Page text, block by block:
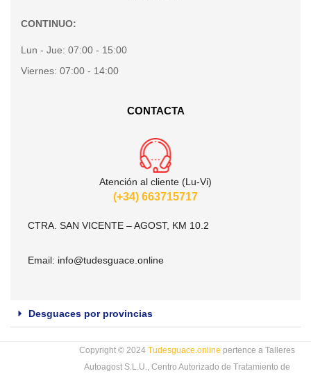
CONTINUO:
Lun - Jue: 07:00 - 15:00
Viernes: 07:00 - 14:00
CONTACTA
Atención al cliente (Lu-Vi)
(+34) 663715717
CTRA. SAN VICENTE – AGOST, KM 10.2
Email: info@tudesguace.online
Desguaces por provincias
Copyright © 2024 Tudesguace.online pertence a Talleres
Autoagost S.L.U., Centro Autorizado de Tratamiento de